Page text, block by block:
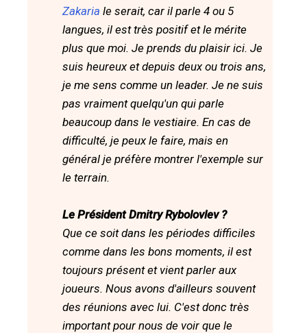
Zakaria le serait, car il parle 4 ou 5
langues, il est très positif et le mérite
plus que moi. Je prends du plaisir ici. Je
suis heureux et depuis deux ou trois ans,
je me sens comme un leader. Je ne suis
pas vraiment quelqu'un qui parle
beaucoup dans le vestiaire. En cas de
difficulté, je peux le faire, mais en
général je préfère montrer l'exemple sur
le terrain.
Le Président Dmitry Rybolovlev ?
Que ce soit dans les périodes difficiles
comme dans les bons moments, il est
toujours présent et vient parler aux
joueurs. Nous avons d'ailleurs souvent
des réunions avec lui. C'est donc très
important pour nous de voir que le